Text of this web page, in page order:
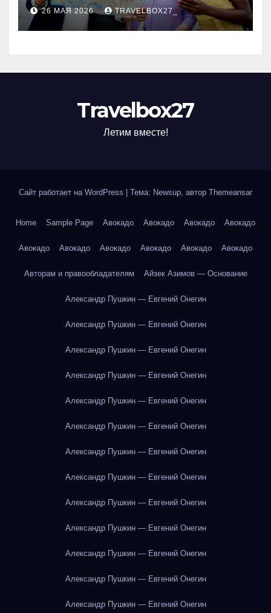
маршруты и особенности
организации
26 МАЯ 2026 TRAVELBOX27_
Travelbox27
Летим вместе!
Сайт работает на WordPress Тема: Newsup, автор Themeansar
Home Sample Page Авокадо Авокадо Авокадо Авокадо
Авокадо Авокадо Авокадо Авокадо Авокадо Авокадо
Авторам и правообладателям Айзек Азимов — Основание
Александр Пушкин — Евгений Онегин
Александр Пушкин — Евгений Онегин
Александр Пушкин — Евгений Онегин
Александр Пушкин — Евгений Онегин
Александр Пушкин — Евгений Онегин
Александр Пушкин — Евгений Онегин
Александр Пушкин — Евгений Онегин
Александр Пушкин — Евгений Онегин
Александр Пушкин — Евгений Онегин
Александр Пушкин — Евгений Онегин
Александр Пушкин — Евгений Онегин
Александр Пушкин — Евгений Онегин
Александр Пушкин — Евгений Онегин